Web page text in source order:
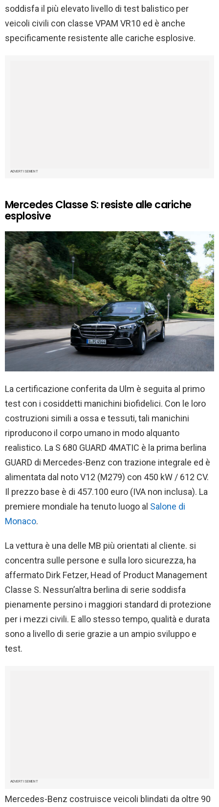
soddisfa il più elevato livello di test balistico per
veicoli civili con classe VPAM VR10 ed è anche
specificamente resistente alle cariche esplosive.
ADVERTISEMENT
Mercedes Classe S: resiste alle cariche
esplosive
La certificazione conferita da Ulm è seguita al primo
test con i cosiddetti manichini biofidelici. Con le loro
costruzioni simili a ossa e tessuti, tali manichini
riproducono il corpo umano in modo alquanto
realistico. La S 680 GUARD 4MATIC è la prima berlina
GUARD di Mercedes-Benz con trazione integrale ed è
alimentata dal noto V12 (M279) con 450 kW / 612 CV.
Il prezzo base è di 457.100 euro (IVA non inclusa). La
premiere mondiale ha tenuto luogo al Salone di
Monaco.
La vettura è una delle MB più orientati al cliente. si
concentra sulle persone e sulla loro sicurezza, ha
affermato Dirk Fetzer, Head of Product Management
Classe S. Nessun’altra berlina di serie soddisfa
pienamente persino i maggiori standard di protezione
per i mezzi civili. E allo stesso tempo, qualità e durata
sono a livello di serie grazie a un ampio sviluppo e
test.
ADVERTISEMENT
Mercedes-Benz costruisce veicoli blindati da oltre 90